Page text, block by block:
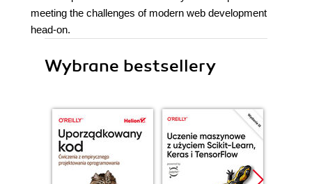
meeting the challenges of modern web development
head-on.
Wybrane bestsellery